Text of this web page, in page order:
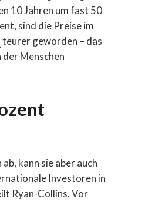
10 Jahren um fast 50
sind die Preise im
teurer geworden – das
der Menschen
kann sie aber auch
Investoren in
Ryan-Collins. Vor